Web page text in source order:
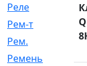
Реле
Рем-т
Рем.
Ремень